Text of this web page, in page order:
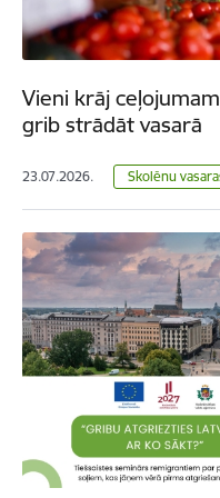
Vieni krāj
grib strādāt vasarā
23.07.2026. Skolēnu